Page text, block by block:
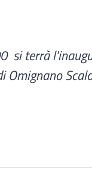
si terrà